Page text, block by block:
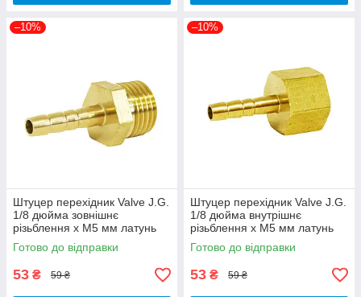
–10%
Штуцер перехідник Valve J.G.
1/8 дюйма зовнішнє
різьблення х М5 мм латунь
Готово до відправки
53 ₴ 59 ₴
–10%
Штуцер перехідник Valve J.G.
1/8 дюйма внутрішнє
різьблення х М5 мм латунь
Готово до відправки
53 ₴ 59 ₴